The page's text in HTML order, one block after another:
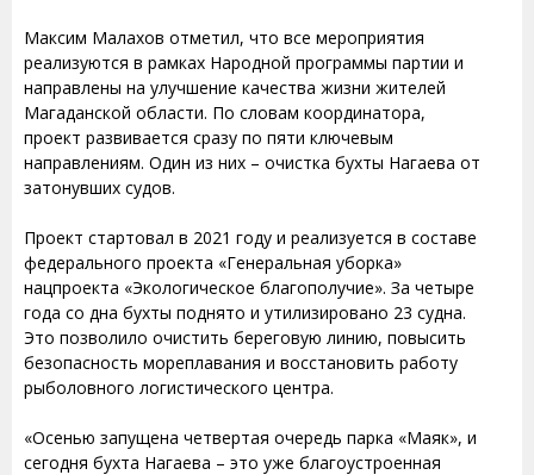
Максим Малахов отметил, что все мероприятия
реализуются в рамках Народной программы партии и
направлены на улучшение качества жизни жителей
Магаданской области. По словам координатора,
проект развивается сразу по пяти ключевым
направлениям. Один из них – очистка бухты Нагаева от
затонувших судов.
Проект стартовал в 2021 году и реализуется в составе
федерального проекта «Генеральная уборка»
нацпроекта «Экологическое благополучие». За четыре
года со дна бухты поднято и утилизировано 23 судна.
Это позволило очистить береговую линию, повысить
безопасность мореплавания и восстановить работу
рыболовного логистического центра.
«Осенью запущена четвертая очередь парка «Маяк», и
сегодня бухта Нагаева – это уже благоустроенная